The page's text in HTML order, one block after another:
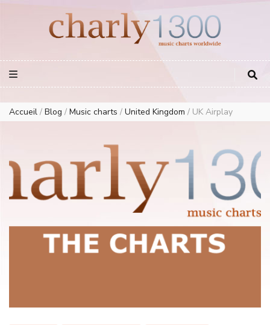
European Music Charts plus USA and Australia
Accueil / Blog / Music charts / United Kingdom / UK Airplay